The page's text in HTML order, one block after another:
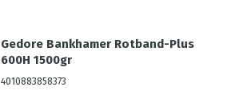
Gedore Bankhamer Rotband-Plus
600H 1500gr
4010883858373